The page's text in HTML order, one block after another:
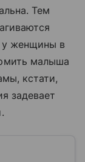
Тем
у женщины в
малыша
кстати,
задевает